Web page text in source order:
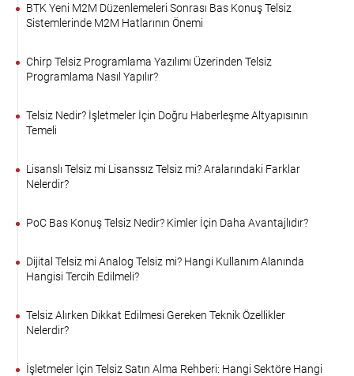
BTK Yeni M2M Düzenlemeleri Sonrası Bas Konuş Telsiz
Sistemlerinde M2M Hatlarının Önemi
Chirp Telsiz Programlama Yazılımı Üzerinden Telsiz
Programlama Nasıl Yapılır?
Telsiz Nedir? İşletmeler İçin Doğru Haberleşme Altyapısının
Temeli
Lisanslı Telsiz mi Lisanssız Telsiz mi? Aralarındaki Farklar
Nelerdir?
PoC Bas Konuş Telsiz Nedir? Kimler İçin Daha Avantajlıdır?
Dijital Telsiz mi Analog Telsiz mi? Hangi Kullanım Alanında
Hangisi Tercih Edilmeli?
Telsiz Alırken Dikkat Edilmesi Gereken Teknik Özellikler
Nelerdir?
İşletmeler İçin Telsiz Satın Alma Rehberi: Hangi Sektöre Hangi